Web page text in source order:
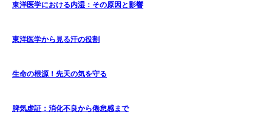
東洋医学における内湿：その原因と影響
東洋医学から見る汗の役割
生命の根源！先天の気を守る
脾気虚証：消化不良から倦怠感まで